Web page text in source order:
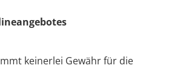
keinerlei Gewähr für die